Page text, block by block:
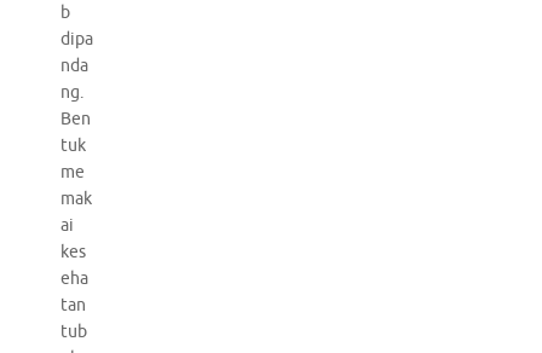
b
dipa
nda
ng.
Ben
tuk
me
mak
ai
kes
eha
tan
tub